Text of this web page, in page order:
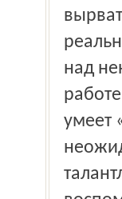
над
умеет